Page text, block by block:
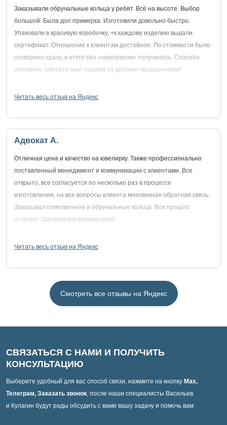
Заказывали обручальные кольца у ребят. Всё на высоте. Выбор
большой. Была доп.примерка. Изготовили довольно быстро.
Упаковали в красивую коробочку, +к каждому изделию выдали
сертификат. Отношение к клиентам достойное. По стоимости было
оговорено сразу, в итоге без «сюрпризов» получилось. Спасибо
огромное, обязательно придём за другими украшениями!
Читать весь отзыв на Яндекс
Адвокат А.
Отличная цена и качество на ювелирку. Также профессионально
поставленный менеджмент и коммуникации с клиентами. Все
открыто, все согласуется по несколько раз в процессе
изготовления, на все вопросы клиента мгновенная обратная связь.
Заказывал помолвочное и обручальные кольца. Все прошло
отлично. Однозначно рекомендую!
Читать весь отзыв на Яндекс
Смотреть все отзывы на Яндекс
СВЯЗАТЬСЯ С НАМИ И ПОЛУЧИТЬ
КОНСУЛЬТАЦИЮ
Выберите удобный для вас способ связи, нажмите на кнопку Max,
Телеграм, Заказать звонок, после наши специалисты Васильев
и Кулагин будут рады обсудить с вами вашу задачу и помочь вам